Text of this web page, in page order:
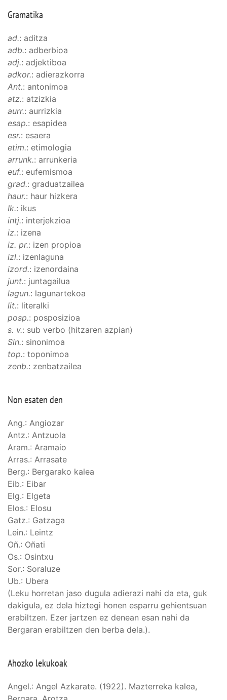
Gramatika
ad.: aditza
adb.: adberbioa
adj.: adjektiboa
adkor.: adierazkorra
Ant.: antonimoa
atz.: atzizkia
aurr.: aurrizkia
esap.: esapidea
esr.: esaera
etim.: etimologia
arrunk.: arrunkeria
euf.: eufemismoa
grad.: graduatzailea
haur.: haur hizkera
Ik.: ikus
intj.: interjekzioa
iz.: izena
iz. pr.: izen propioa
izl.: izenlaguna
izord.: izenordaina
junt.: juntagailua
lagun.: lagunartekoa
lit.: literalki
posp.: posposizioa
s. v.: sub verbo (hitzaren azpian)
Sin.: sinonimoa
top.: toponimoa
zenb.: zenbatzailea
Non esaten den
Ang.: Angiozar
Antz.: Antzuola
Aram.: Aramaio
Arras.: Arrasate
Berg.: Bergarako kalea
Eib.: Eibar
Elg.: Elgeta
Elos.: Elosu
Gatz.: Gatzaga
Lein.: Leintz
Oñ.: Oñati
Os.: Osintxu
Sor.: Soraluze
Ub.: Ubera
(Leku horretan jaso dugula adierazi nahi da eta, guk
dakigula, ez dela hiztegi honen esparru gehientsuan
erabiltzen. Ezer jartzen ez denean esan nahi da
Bergaran erabiltzen den berba dela.).
Ahozko lekukoak
Angel.: Angel Azkarate. (1922). Mazterreka kalea,